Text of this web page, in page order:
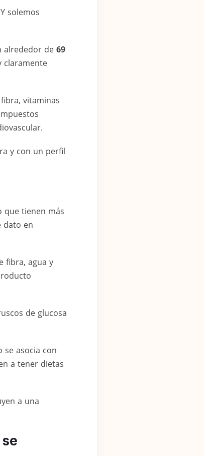
solemos
alrededor de 69
claramente
vitaminas
y con un perfil
que tienen más
dato en
fibra, agua y
de glucosa
se asocia con
a tener dietas
a una